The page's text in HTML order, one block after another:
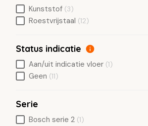
Kunststof (3)
Roestvrijstaal (12)
Status indicatie
Aan/uit indicatie vloer (1)
Geen (11)
Serie
Bosch serie 2 (1)